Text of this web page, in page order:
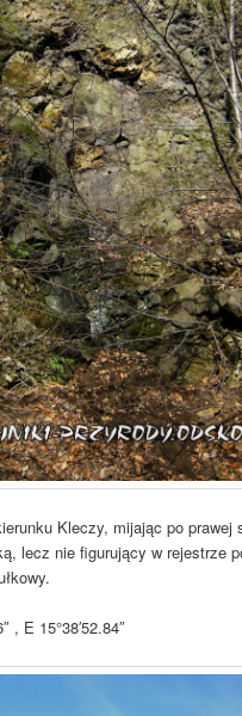
Kleczy, mijając po prawej
lecz nie figurujący w rejestrze
, E 15°38′52.84″